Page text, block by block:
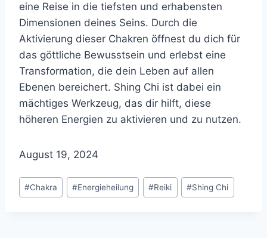
eine Reise in die tiefsten und erhabensten
Dimensionen deines Seins. Durch die
Aktivierung dieser Chakren öffnest du dich für
das göttliche Bewusstsein und erlebst eine
Transformation, die dein Leben auf allen
Ebenen bereichert. Shing Chi ist dabei ein
mächtiges Werkzeug, das dir hilft, diese
höheren Energien zu aktivieren und zu nutzen.
August 19, 2024
Schlagworte:
#Chakra #Energieheilung #Reiki #Shing Chi